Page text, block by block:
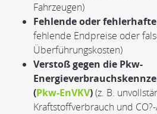
Fahrzeugen)
Fehlende oder
fehlende Endpreise oder
Überführungskosten)
Verstoß gegen die Pkw-
(Pkw-EnVKV)(z. B.
Kraftstoffverbrauch und